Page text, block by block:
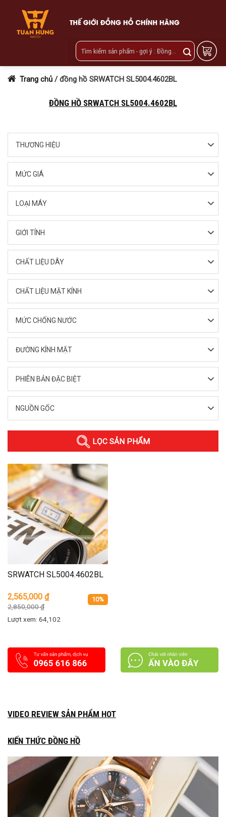
content
Trang chủ /đồng hồ SRWATCH SL5004.4602BL
ĐỒNG HỒ SRWATCH SL5004.4602BL
THƯƠNG HIỆU
MỨC GIÁ
LOẠI MÁY
GIỚI TÍNH
CHẤT LIỆU DÂY
CHẤT LIỆU MẶT KÍNH
MỨC CHỐNG NƯỚC
ĐƯỜNG KÍNH MẶT
PHIÊN BẢN ĐẶC BIỆT
NGUỒN GỐC
LỌC SẢN PHẨM
SRWATCH SL5004.4602BL
2,565,000 ₫
2,850,000₫
10%
Lượt xem: 64,102
VIDEO REVIEW SẢN PHẨM HOT
KIẾN THỨC ĐỒNG HỒ